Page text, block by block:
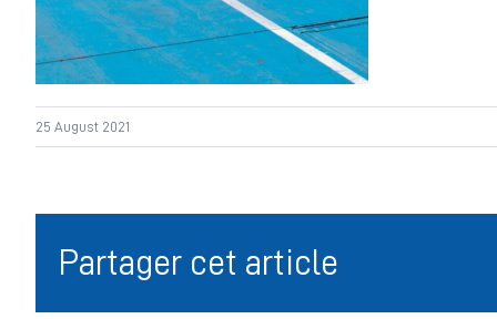
25 August 2021
Partager cet article